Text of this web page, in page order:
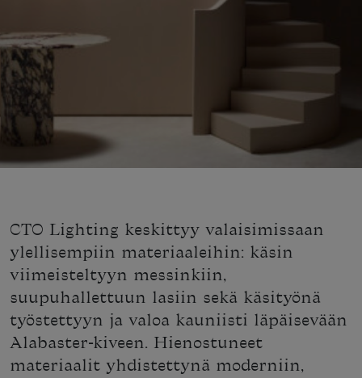
CTO Lighting keskittyy valaisimissaan
ylellisempiin materiaaleihin: käsin
viimeisteltyyn messinkiin,
suupuhallettuun lasiin sekä käsityönä
työstettyyn ja valoa kauniisti läpäisevään
Alabaster-kiveen. Hienostuneet
materiaalit yhdistettynä moderniin,